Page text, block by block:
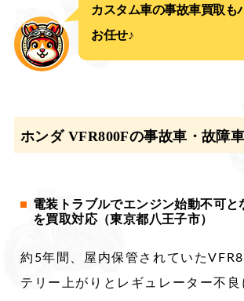
カスタム車の事故車買取も
お任せ♪
ホンダ VFR800Fの事故車・故障
電装トラブルでエンジン始動不可と
を買取対応（東京都八王子市）
約5年間、屋内保管されていた
テリー上がりとレギュレーター不